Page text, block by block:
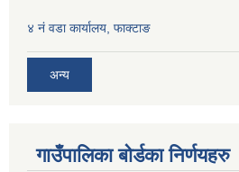
४ नं वडा कार्यालय, फाक्टाङ
अन्य
गाउँपालिका बोर्डका निर्णयहरु